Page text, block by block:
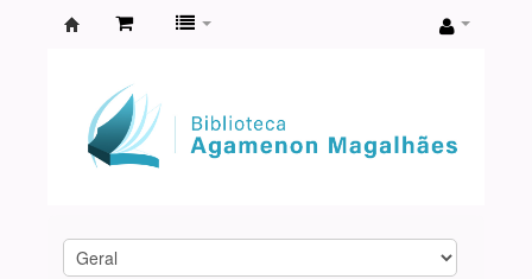
Agamenon
Magalhães